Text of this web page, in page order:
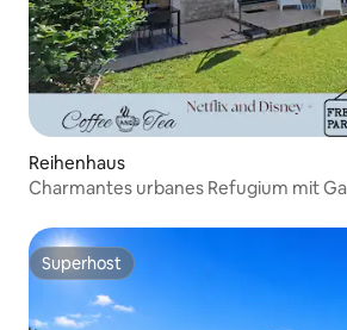
Reihenhaus
Charmantes urbanes Refugium mit
Superhost
Superhost